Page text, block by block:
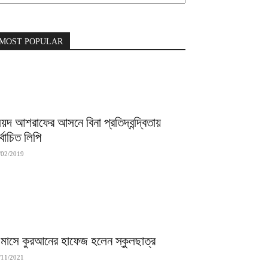
POPULAR
আশরাফের আসনে বিনা প্রতিদ্বন্দ্বিতায়
লিপি
2019
কুরআনের হাফেজ হলেন স্কুলছাত্র
2021